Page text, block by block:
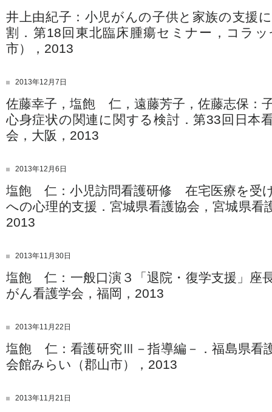
井上由紀子：小児がんの子供と家族の支援
割．第18回東北臨床腫瘍セミナー，コラ
市），2013
2013年12月7日
佐藤幸子，塩飽 仁，遠藤芳子，佐藤志保：
心身症状の関連に関する検討．第33回日本
会，大阪，2013
2013年12月6日
塩飽 仁：小児訪問看護研修 在宅医療を受
への心理的支援．宮城県看護協会，宮城県看
2013
2013年11月30日
塩飽 仁：一般口演３「退院・復学支援」座
がん看護学会，福岡，2013
2013年11月22日
塩飽 仁：看護研究Ⅲ－指導編－．福島県看
会館みらい（郡山市），2013
2013年11月21日